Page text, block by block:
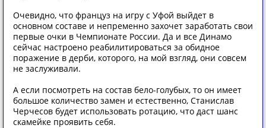
Очевидно, что француз на игру с Уфой выйдет в
основном составе и непременно захочет заработать свои
первые очки в Чемпионате России. Да и все Динамо
сейчас настроено реабилитироваться за обидное
поражение в дерби, которого, на мой взгляд, они совсем
не заслуживали.
А если посмотреть на состав бело-голубых, то он имеет
большое количество замен и естественно, Станислав
Черчесов будет использовать ротацию, что даст шанс
скамейке проявить себя.